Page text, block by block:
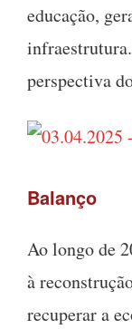
educação,
perspectiva
Balanço
Ao longo de
à
recuperar a